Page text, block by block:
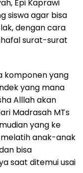
Epi Kaprawi
siswa agar bisa
dengan cara
surat-surat
komponen yang
yang mana
Alllah akan
Madrasah MTs
yang ke
melatih anak-anak
bisa
saat ditemui usai